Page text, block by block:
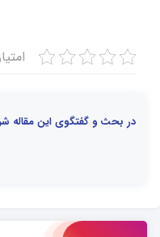
در بحث و گفتگوی این مقاله